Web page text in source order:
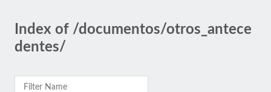
Index of /documentos/otros_antece
dentes/